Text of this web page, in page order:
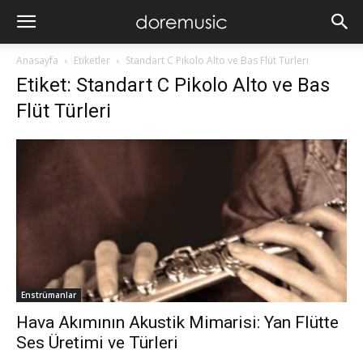
Anasayfa Etiketler Standart C Pikolo Alto ve Bas Flüt Türleri
Etiket: Standart C Pikolo Alto ve Bas
Flüt Türleri
Enstrümanlar
Hava Akımının Akustik Mimarisi: Yan Flütte
Ses Üretimi ve Türleri